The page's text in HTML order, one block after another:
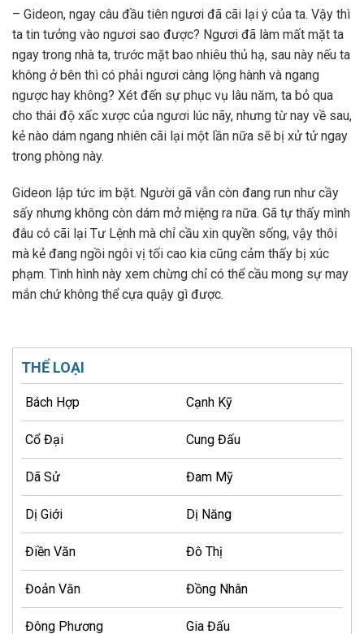
– Gideon, ngay câu đầu tiên ngươi đã cãi lại ý của ta. Vậy thì
ta tin tưởng vào ngươi sao được? Ngươi đã làm mất mặt ta
ngay trong nhà ta, trước mặt bao nhiêu thủ hạ, sau này nếu ta
không ở bên thì có phải ngươi càng lộng hành và ngang
ngược hay không? Xét đến sự phục vụ lâu năm, ta bỏ qua
cho thái độ xấc xược của ngươi lúc nãy, nhưng từ nay về sau,
kẻ nào dám ngang nhiên cãi lại một lần nữa sẽ bị xử tử ngay
trong phòng này.
Gideon lập tức im bặt. Người gã vẫn còn đang run như cầy
sấy nhưng không còn dám mở miệng ra nữa. Gã tự thấy mình
đâu có cãi lại Tư Lệnh mà chỉ cầu xin quyền sống, vậy thôi
mà kẻ đang ngồi ngôi vị tối cao kia cũng cảm thấy bị xúc
phạm. Tình hình này xem chừng chỉ có thể cầu mong sự may
mắn chứ không thể cựa quậy gì được.
THỂ LOẠI
Bách Hợp Cạnh Kỹ
Cổ Đại Cung Đấu
Dã Sử Đam Mỹ
Dị Giới Dị Năng
Điền Văn Đô Thị
Đoản Văn Đồng Nhân
Đông Phương Gia Đấu